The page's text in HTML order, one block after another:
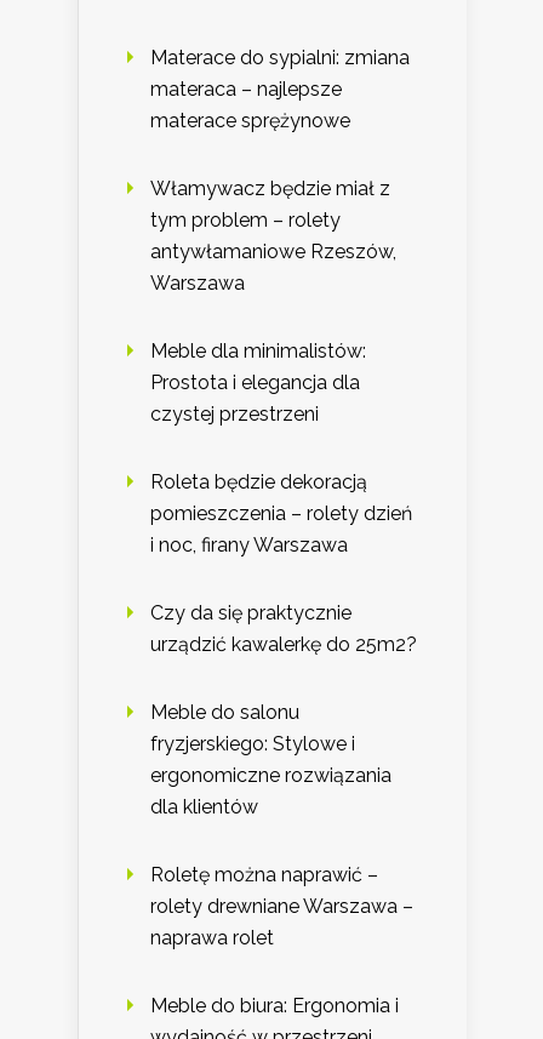
Materace do sypialni: zmiana
materaca – najlepsze
materace sprężynowe
Włamywacz będzie miał z
tym problem – rolety
antywłamaniowe Rzeszów,
Warszawa
Meble dla minimalistów:
Prostota i elegancja dla
czystej przestrzeni
Roleta będzie dekoracją
pomieszczenia – rolety dzień
i noc, firany Warszawa
Czy da się praktycznie
urządzić kawalerkę do 25m2?
Meble do salonu
fryzjerskiego: Stylowe i
ergonomiczne rozwiązania
dla klientów
Roletę można naprawić –
rolety drewniane Warszawa –
naprawa rolet
Meble do biura: Ergonomia i